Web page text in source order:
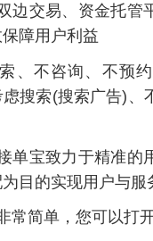
边交易、资金托管
障用户利益
、不咨询、不预
搜索(搜索广告)、
单宝致力于精准的
目的实现用户与服
常简单，您可以打